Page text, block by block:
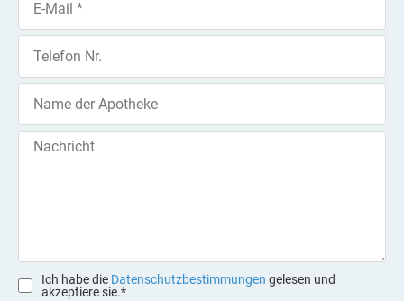
Ich habe die Datenschutzbestimmungen gelesen und
akzeptiere sie.*